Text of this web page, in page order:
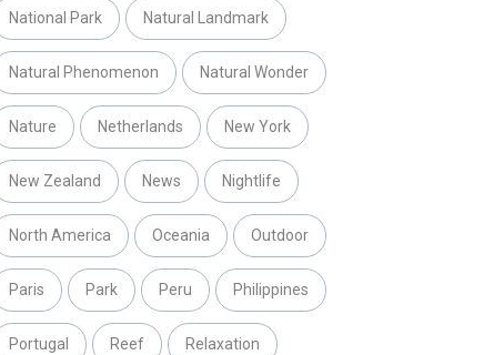
National Park Natural Landmark
Natural Phenomenon Natural Wonder
Nature Netherlands New York
New Zealand News Nightlife
North America Oceania Outdoor
Paris Park Peru Philippines
Portugal Reef Relaxation